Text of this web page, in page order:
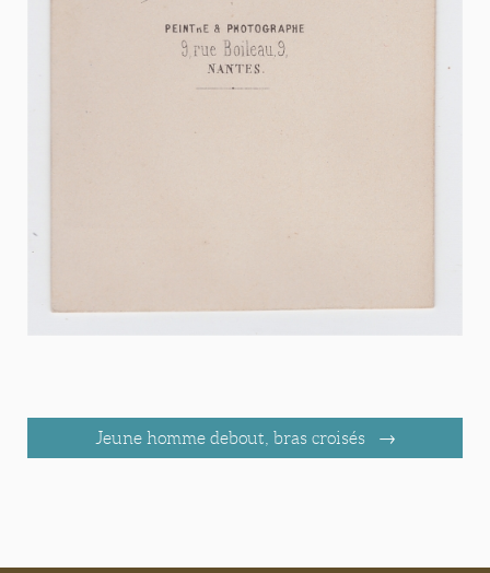
Jeune homme debout, bras croisés